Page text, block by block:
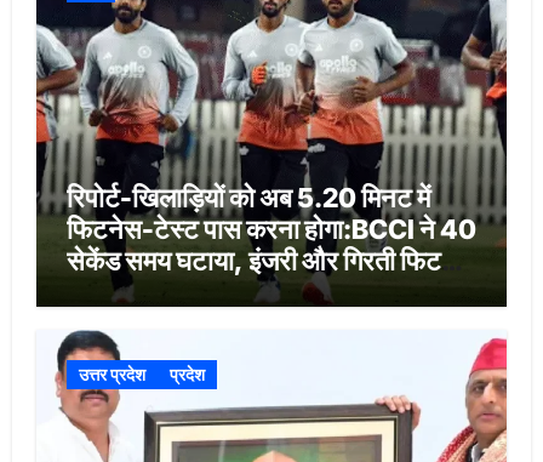
रिपोर्ट-खिलाड़ियों को अब 5.20 मिनट में
फिटनेस-टेस्ट पास करना होगा:BCCI ने 40
सेकेंड समय घटाया, इंजरी और गिरती फिटनेस
को लेकर फैसला
उत्तर प्रदेश प्रदेश